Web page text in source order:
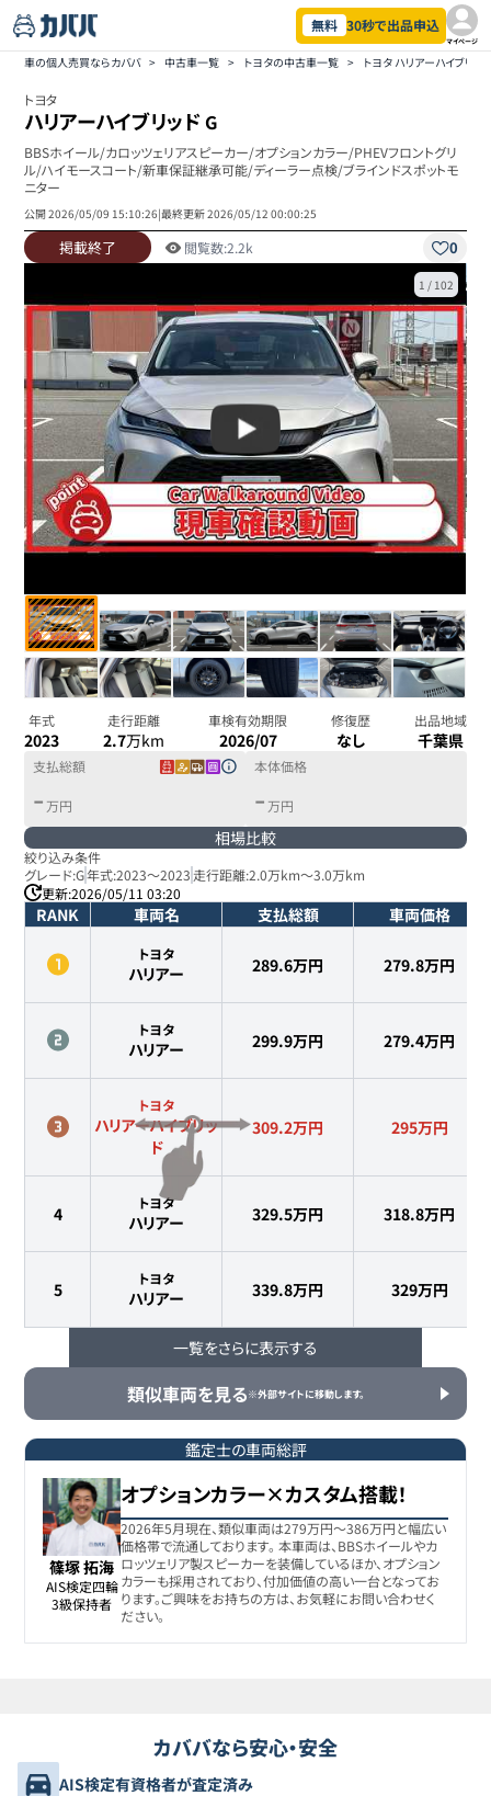
無料 30秒で出品申込
マイページ
車の個人売買ならカババ > 中古車一覧 > トヨタの中古車一覧 > トヨタ ハリアーハイブリ
トヨタ
ハリアーハイブリッドG
BBSホイール/カロッツェリアスピーカー/オプションカラー/PHEVフロントグリ
ル/ハイモースコート/新車保証継承可能/ディーラー点検/ブラインドスポットモ
ニター
公開2026/05/09 15:10:26|最終更新2026/05/12 00:00:25
掲載終了 閲覧数:2.2k 0
1 / 102
年式
2023
走行距離
2.7万km
車検有効期限
2026/07
修復歴
なし
出品地域
千葉県
支払総額
- 万円
本体価格
- 万円
相場比較
絞り込み条件
グレード:G年式:2023～2023 走行距離:2.0万km～3.0万km
更新:2026/05/11 03:20
RANK 車両名 支払総額 車両価格
トヨタ
ハリアー 289.6万円 279.8万円
トヨタ
ハリアー 299.9万円 279.4万円
トヨタ
ハリアーハイブリッ
ド
309.2万円 295万円
4
トヨタ
ハリアー 329.5万円 318.8万円
5
トヨタ
ハリアー 339.8万円 329万円
6
トヨタ
ハリアー 339.9万円 320.2万円
7 341.4万円 327.9万円
8
トヨタ
ハリアー 345万円 328.1万円
9
トヨタ
ハリアー 349.3万円 336万円
ハリアー 357.8万円
一覧をさらに表示する
類似車両を見る※外部サイトに移動します。
鑑定士の車両総評
篠塚 拓海
AIS検定四輪
3級保持者
オプションカラー×カスタム搭載！
2026年5月現在、類似車両は279万円〜386万円と幅広い
価格帯で流通しております。 本車両は、BBSホイールやカ
ロッツェリア製スピーカーを装備しているほか、オプション
カラーも採用されており、付加価値の高い一台となってお
ります。ご興味をお持ちの方は、お気軽にお問い合わせく
ださい。
カババなら安心・安全
AIS検定有資格者が査定済み